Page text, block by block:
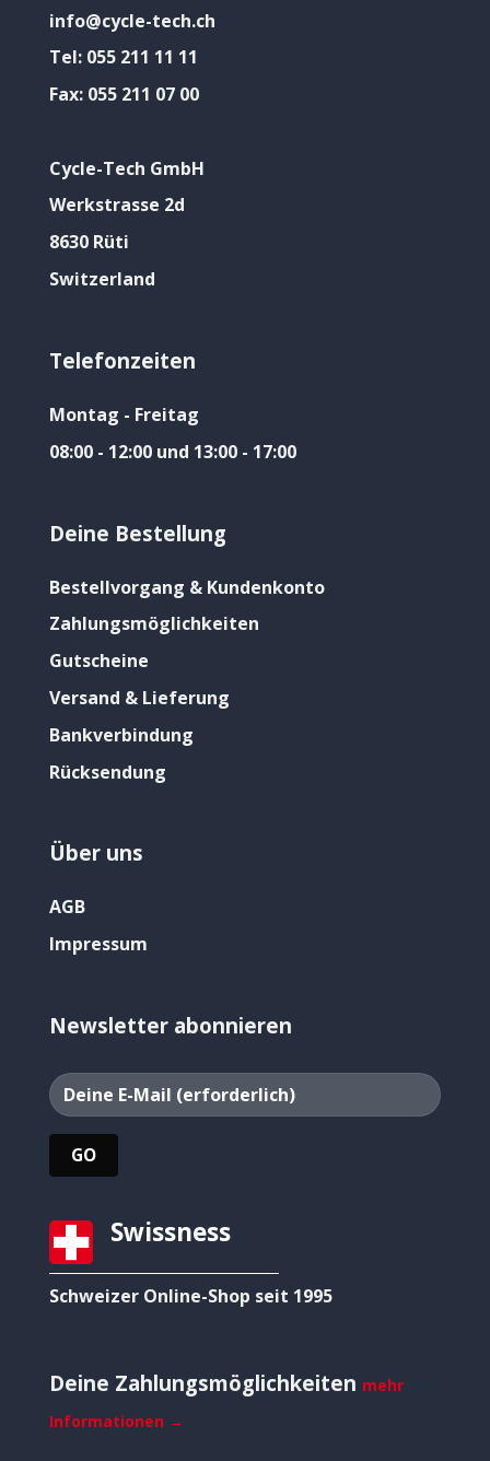
info@cycle-tech.ch
Tel: 055 211 11 11
Fax: 055 211 07 00
Cycle-Tech GmbH
Werkstrasse 2d
8630 Rüti
Switzerland
Telefonzeiten
Montag - Freitag
08:00 - 12:00 und 13:00 - 17:00
Deine Bestellung
Bestellvorgang & Kundenkonto
Zahlungsmöglichkeiten
Gutscheine
Versand & Lieferung
Bankverbindung
Rücksendung
Über uns
AGB
Impressum
Newsletter abonnieren
Swissness
Schweizer Online-Shop seit 1995
Deine Zahlungsmöglichkeiten mehr
Informationen →